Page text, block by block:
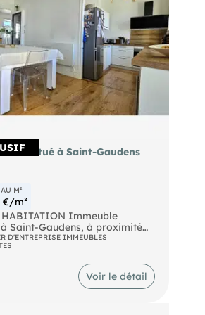
situé à Saint-Gaudens
M²
€/m²
HABITATION Immeuble
Saint-Gaudens, à proximité
ville et de l'accès autoroutier,
Au rez-de-chaussée, un
d'environ 124 m² avec une
et un sous-sol, bénéficiant d'un
un appartement en triplex
D'ENTREPRISE IMMEUBLES
Voir le détail